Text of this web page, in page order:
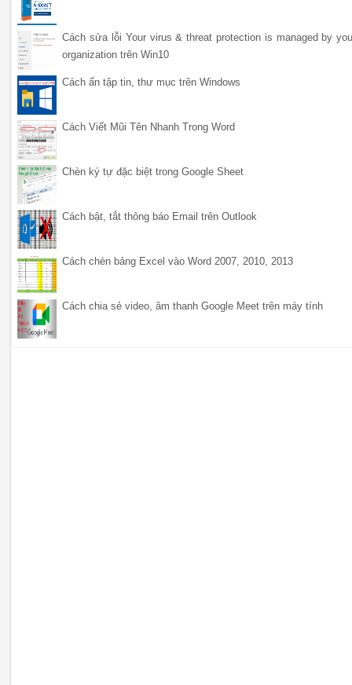
Cách sửa lỗi Your virus & threat protection is managed by
organization trên Win10
Cách ẩn tập tin, thư mục trên Windows
Cách Viết Mũi Tên Nhanh Trong Word
Chèn ký tự đặc biệt trong Google Sheet
Cách bật, tắt thông báo Email trên Outlook
Cách chèn bảng Excel vào Word 2007, 2010, 2013
Cách chia sẻ video, âm thanh Google Meet trên máy tính